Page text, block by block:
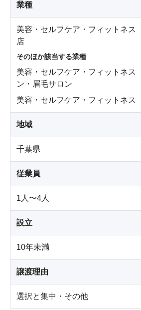
業種
美容・セルフケア・フィットネ
店
そのほか該当する業種
美容・セルフケア・フィットネ
ン・眉毛サロン
美容・セルフケア・フィットネ
地域
千葉県
従業員
1人〜4人
設立
10年未満
譲渡理由
選択と集中・その他